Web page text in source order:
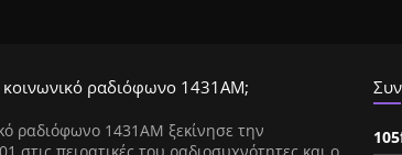
κοινωνικό ραδιόφωνο 1431ΑΜ;
ραδιόφωνο 1431AM ξεκίνησε την